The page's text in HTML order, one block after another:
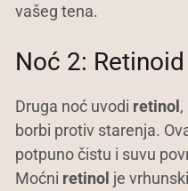
vašeg tena.
Noć 2:
Druga noć uvodi retinol
borbi protiv starenja.
potpuno čistu i suvu
Moćni retinol je